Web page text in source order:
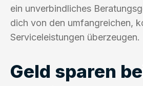
ein unverbindliches
dich von den umfangreichen,
Serviceleistungen überzeugen.
Geld sparen